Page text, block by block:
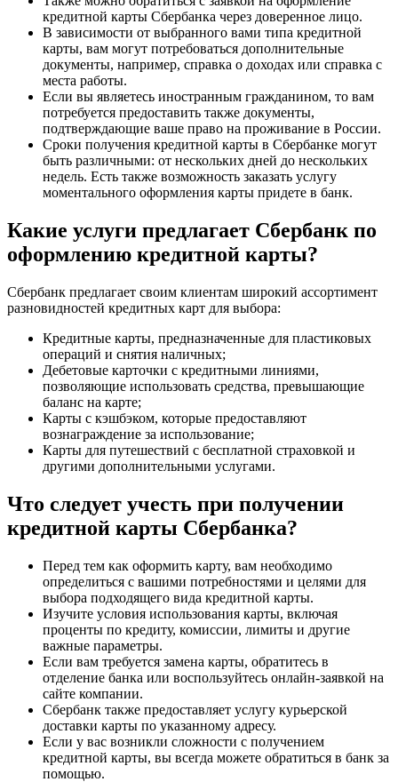
кредитной карты Сбербанка через доверенное лицо.
В зависимости от выбранного вами типа кредитной
карты, вам могут потребоваться дополнительные
документы, например, справка о доходах или справка с
места работы.
Если вы являетесь иностранным гражданином, то вам
потребуется предоставить также документы,
подтверждающие ваше право на проживание в России.
Сроки получения кредитной карты в Сбербанке могут
быть различными: от нескольких дней до нескольких
недель. Есть также возможность заказать услугу
моментального оформления карты придете в банк.
Какие услуги предлагает Сбербанк по
оформлению кредитной карты?
Сбербанк предлагает своим клиентам широкий ассортимент
разновидностей кредитных карт для выбора:
Кредитные карты, предназначенные для пластиковых
операций и снятия наличных;
Дебетовые карточки с кредитными линиями,
позволяющие использовать средства, превышающие
баланс на карте;
Карты с кэшбэком, которые предоставляют
вознаграждение за использование;
Карты для путешествий с бесплатной страховкой и
другими дополнительными услугами.
Что следует учесть при получении
кредитной карты Сбербанка?
Перед тем как оформить карту, вам необходимо
определиться с вашими потребностями и целями для
выбора подходящего вида кредитной карты.
Изучите условия использования карты, включая
проценты по кредиту, комиссии, лимиты и другие
важные параметры.
Если вам требуется замена карты, обратитесь в
отделение банка или воспользуйтесь онлайн-заявкой на
сайте компании.
Сбербанк также предоставляет услугу курьерской
доставки карты по указанному адресу.
Если у вас возникли сложности с получением
кредитной карты, вы всегда можете обратиться в банк за
помощью.